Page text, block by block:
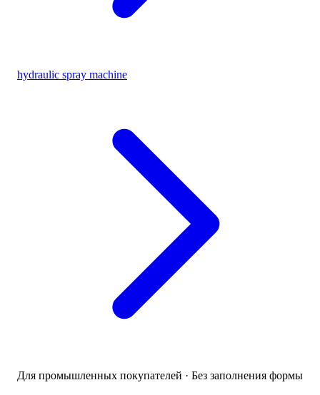
hydraulic spray machine
Для промышленных покупателей · Без заполнения формы